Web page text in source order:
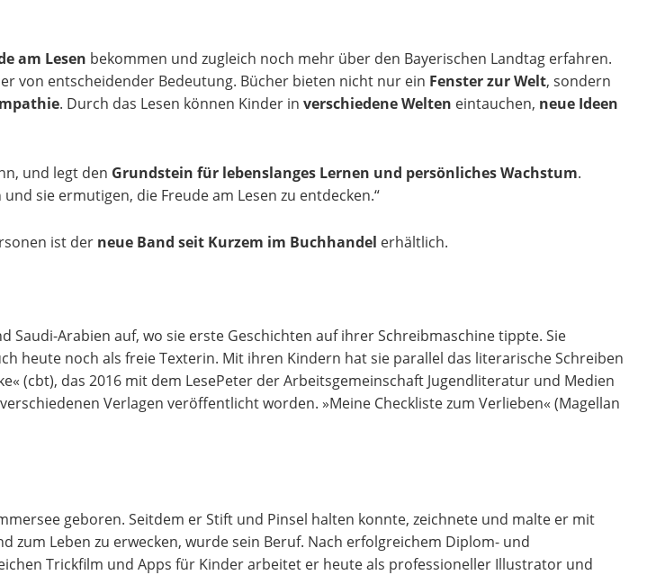
am Lesen bekommen und zugleich noch mehr über den Bayerischen Landtag erfahren.
von entscheidender Bedeutung. Bücher bieten nicht nur ein Fenster zur Welt, sondern
. Durch das Lesen können Kinder in verschiedene Welten eintauchen, neue Ideen
und legt den Grundstein für lebenslanges Lernen und persönliches Wachstum.
sie ermutigen, die Freude am Lesen zu entdecken.“
ist der neue Band seit Kurzem im Buchhandel erhältlich.
Saudi-Arabien auf, wo sie erste Geschichten auf ihrer Schreibmaschine tippte. Sie
heute noch als freie Texterin. Mit ihren Kindern hat sie parallel das literarische Schreiben
(cbt), das 2016 mit dem LesePeter der Arbeitsgemeinschaft Jugendliteratur und Medien
Verlagen veröffentlicht worden. »Meine Checkliste zum Verlieben« (Magellan
geboren. Seitdem er Stift und Pinsel halten konnte, zeichnete und malte er mit
zum Leben zu erwecken, wurde sein Beruf. Nach erfolgreichem Diplom- und
Trickfilm und Apps für Kinder arbeitet er heute als professioneller Illustrator und